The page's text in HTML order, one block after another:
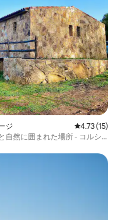
ジ レビュー15
4.73 (15)
自然に囲まれた場所 - コルシ